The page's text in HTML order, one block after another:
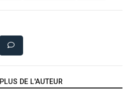
PLUS DE L'AUTEUR